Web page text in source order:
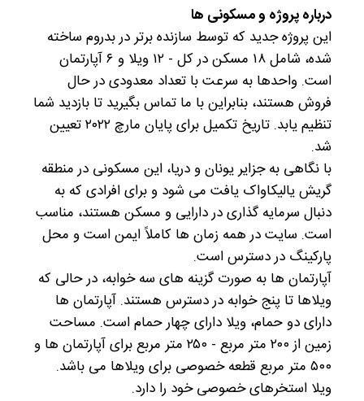
درباره پروژه و مسکونی ها
این پروژه جدید که توسط سازنده برتر در بدروم ساخته
شده، شامل ۱۸ مسکن در کل - ۱۲ ویلا و ۶ آپارتمان
است. واحدها به سرعت با تعداد معدودی در حال
فروش هستند، بنابراین با ما تماس بگیرید تا بازدید شما
تنظیم یابد. تاریخ تکمیل برای پایان مارچ ۲۰۲۲ تعیین
شد.
با نگاهی به جزایر یونان و دریا، این مسکونی در منطقه
گریش یالیکاواک یافت می شود و برای افرادی که به
دنبال سرمایه گذاری در دارایی و مسکن هستند، مناسب
است. سایت در همه زمان ها کاملاً ایمن است و محل
پارکینگ در دسترس است.
آپارتمان ها به صورت گزینه های سه خوابه، در حالی که
ویلاها تا پنج خوابه در دسترس هستند. آپارتمان ها
دارای دو حمام، ویلا دارای چهار حمام است. مساحت
زمین از ۲۰۰ متر مربع - ۲۵۰ متر مربع برای آپارتمان ها و
۵۰۰ متر مربع قطعه خصوصی برای ویلاها می باشد.
ویلا استخرهای خصوصی خود را دارد.